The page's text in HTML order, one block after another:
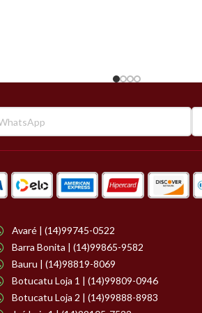
Avaré | (14)99745-0522
Barra Bonita | (14)99865-9582
Bauru | (14)98819-8069
Botucatu Loja 1 | (14)99809-0946
Botucatu Loja 2 | (14)99888-8983